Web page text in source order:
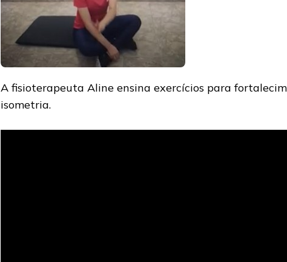
A fisioterapeuta Aline ensina exercícios para
isometria.